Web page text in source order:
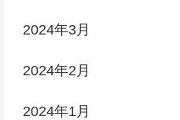
2024年3月
2024年2月
2024年1月